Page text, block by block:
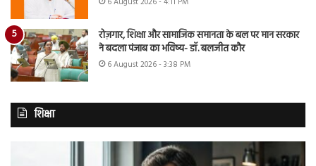
रोज़गार, शिक्षा और सामाजिक समानता के बल पर मान सरकार
ने बदला पंजाब का भविष्य- डॉ. बलजीत कौर
6 August 2026 - 3:38 PM
शिक्षा